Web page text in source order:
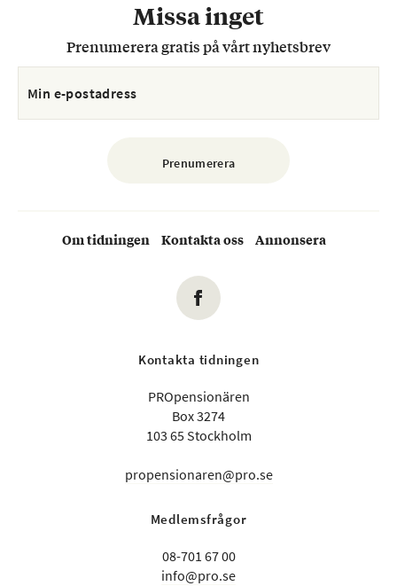
Missa inget
Prenumerera gratis på vårt nyhetsbrev
Om tidningen Kontakta oss Annonsera
Kontakta tidningen
PROpensionären
Box 3274
103 65 Stockholm
propensionaren@pro.se
Medlemsfrågor
08-701 67 00
info@pro.se